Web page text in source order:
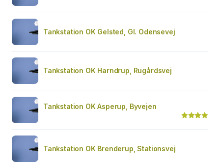
Tankstation OK Gelsted, Gl. Odensevej
Tankstation OK Harndrup, Rugårdsvej
Tankstation OK Asperup, Byvejen
Tankstation OK Brenderup, Stationsvej